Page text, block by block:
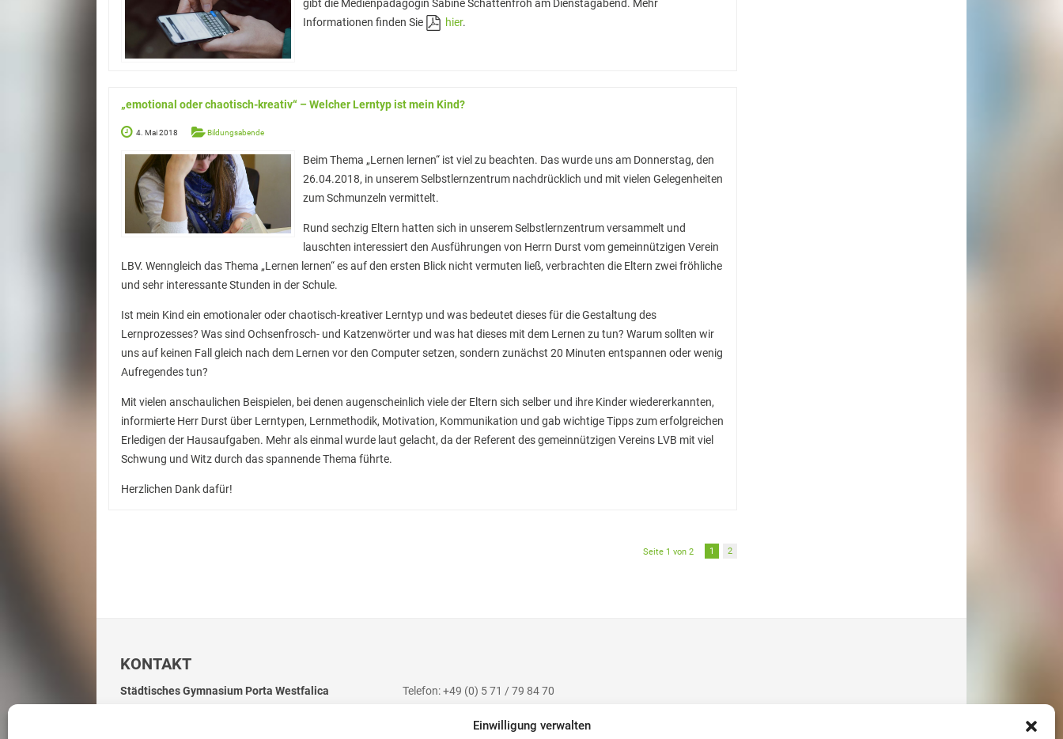
Einwilligung verwalten
gibt die Medienpädagogin Sabine Schattenfroh am Dienstagabend. Mehr
Informationen finden Sie
hier.
„emotional oder chaotisch-kreativ“ – Welcher Lerntyp ist mein Kind?
4. Mai 2018 Bildungsabende
Beim Thema „Lernen lernen“ ist viel zu beachten. Das wurde uns am Donnerstag, den
26.04.2018, in unserem Selbstlernzentrum nachdrücklich und mit vielen Gelegenheiten
zum Schmunzeln vermittelt.
Rund sechzig Eltern hatten sich in unserem Selbstlernzentrum versammelt und
lauschten interessiert den Ausführungen von Herrn Durst vom gemeinnützigen Verein
LBV. Wenngleich das Thema „Lernen lernen“ es auf den ersten Blick nicht vermuten ließ, verbrachten die Eltern zwei fröhliche
und sehr interessante Stunden in der Schule.
Ist mein Kind ein emotionaler oder chaotisch-kreativer Lerntyp und was bedeutet dieses für die Gestaltung des
Lernprozesses? Was sind Ochsenfrosch- und Katzenwörter und was hat dieses mit dem Lernen zu tun? Warum sollten wir
uns auf keinen Fall gleich nach dem Lernen vor den Computer setzen, sondern zunächst 20 Minuten entspannen oder wenig
Aufregendes tun?
Mit vielen anschaulichen Beispielen, bei denen augenscheinlich viele der Eltern sich selber und ihre Kinder wiedererkannten,
informierte Herr Durst über Lerntypen, Lernmethodik, Motivation, Kommunikation und gab wichtige Tipps zum erfolgreichen
Erledigen der Hausaufgaben. Mehr als einmal wurde laut gelacht, da der Referent des gemeinnützigen Vereins LVB mit viel
Schwung und Witz durch das spannende Thema führte.
Herzlichen Dank dafür!
Seite 1 von 2 1 2
KONTAKT
Städtisches Gymnasium Porta Westfalica
Telefon: +49 (0) 5 71 / 79 84 70
E-Mail: post@gym-pw.de